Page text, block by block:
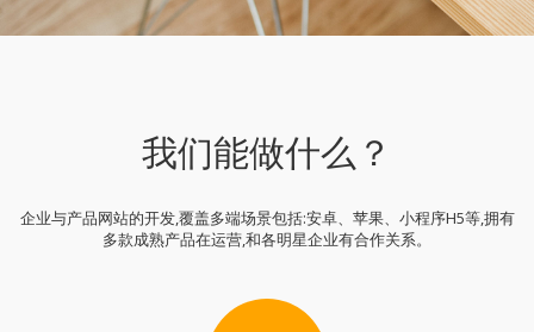
我们能做什么？
企业与产品网站的开发,覆盖多端场景包括:安卓、苹果、小程序H5等,拥有
多款成熟产品在运营,和各明星企业有合作关系。